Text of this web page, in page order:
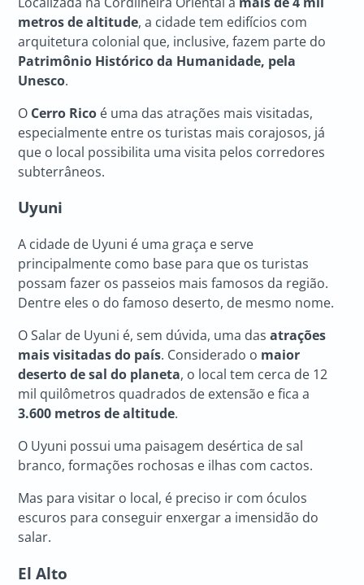
metros de altitude, a cidade tem edifícios com
arquitetura colonial que, inclusive, fazem parte do
Patrimônio Histórico da Humanidade, pela
Unesco.
O Cerro Rico é uma das atrações mais visitadas,
especialmente entre os turistas mais corajosos, já
que o local possibilita uma visita pelos corredores
subterrâneos.
Uyuni
A cidade de Uyuni é uma graça e serve
principalmente como base para que os turistas
possam fazer os passeios mais famosos da região.
Dentre eles o do famoso deserto, de mesmo nome.
O Salar de Uyuni é, sem dúvida, uma dasatrações
mais visitadas do país. Considerado o maior
deserto de sal do planeta, o local tem cerca de 12
mil quilômetros quadrados de extensão e fica a
3.600 metros de altitude.
O Uyuni possui uma paisagem desértica de sal
branco, formações rochosas e ilhas com cactos.
Mas para visitar o local, é preciso ir com óculos
escuros para conseguir enxergar a imensidão do
salar.
El Alto